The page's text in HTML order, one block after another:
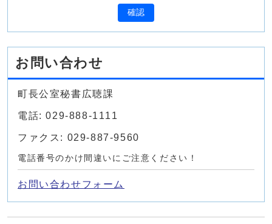
確認
お問い合わせ
町長公室秘書広聴課
電話: 029-888-1111
ファクス: 029-887-9560
電話番号のかけ間違いにご注意ください！
お問い合わせフォーム